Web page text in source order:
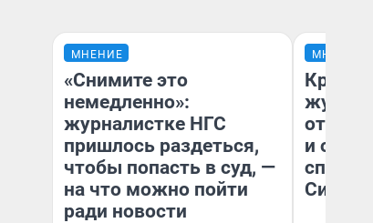
МНЕНИЕ
«Снимите это
немедленно»:
журналистке НГС
пришлось раздеться,
чтобы попасть в суд, —
на что можно пойти
ради новости
МНЕНИЕ
и
споре